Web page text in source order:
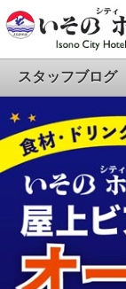
スタッフブログ